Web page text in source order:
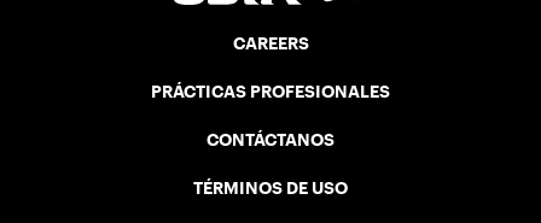
CAREERS
PRÁCTICAS PROFESIONALES
CONTÁCTANOS
TÉRMINOS DE USO